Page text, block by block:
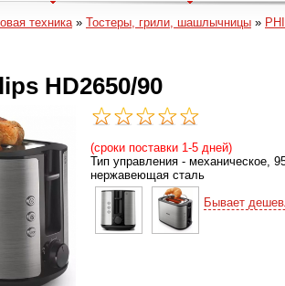
техника» Тостеры, грили, шашлычницы »
HD2650/90
(сроки поставки 1-5 дней)
Тип управления - механическое,
нержавеющая сталь
Бывает